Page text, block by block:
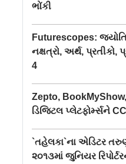
ભોંકી
Futurescopes:
નક્ષત્રો, અર્થ, પ્રતીકો,
4
Zepto,
ડિજિટલ પ્લેટફોર્મ્સને
`તહેલકા`ના એડિટર
૨૦૧૩માં જુનિયર